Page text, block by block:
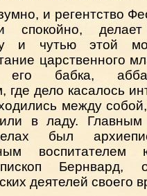
и регентство
и чутью этой
царственного
его бабка,
где дело касалось
между
в ладу. Главным
был
воспитателем
деятелей своего